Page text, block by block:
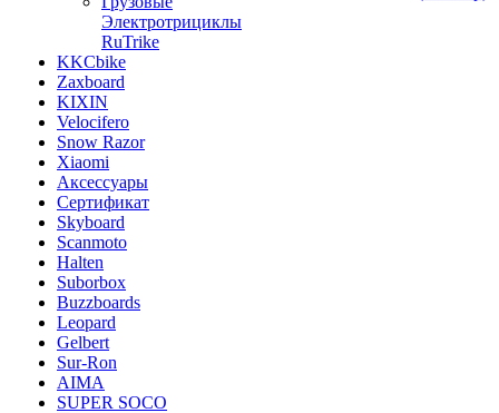
Электротрициклы
RuTrike
KKCbike
Zaxboard
KIXIN
Velocifero
Snow Razor
Xiaomi
Аксессуары
Сертификат
Skyboard
Scanmoto
Halten
Suborbox
Buzzboards
Leopard
Gelbert
Sur-Ron
AIMA
SUPER SOCO